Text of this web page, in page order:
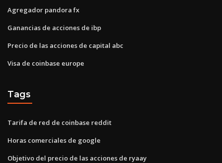
Agregador pandora fx
Ganancias de acciones de ibp
Precio de las acciones de capital abc
Visa de coinbase europe
Tags
Tarifa de red de coinbase reddit
Horas comerciales de google
Objetivo del precio de las acciones de ryaay